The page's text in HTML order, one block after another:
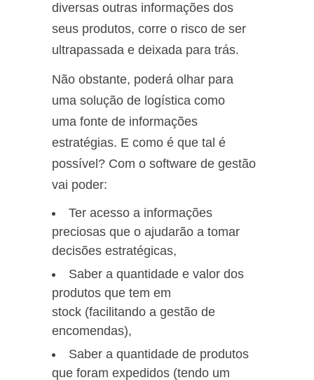
diversas outras informações dos
seus produtos, corre o risco de ser
ultrapassada e deixada para trás.
Não obstante, poderá olhar para
uma solução de logística como
uma fonte de informações
estratégias. E como é que tal é
possível? Com o software de gestão
vai poder:
Ter acesso a informações
preciosas que o ajudarão a tomar
decisões estratégicas,
Saber a quantidade e valor dos
produtos que tem em
stock (facilitando a gestão de
encomendas),
Saber a quantidade de produtos
que foram expedidos (tendo um